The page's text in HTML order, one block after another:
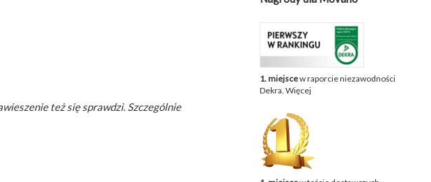
też się sprawdzi. Szczególnie
1. miejscew raporcie niezawodności
Dekra. Więcej